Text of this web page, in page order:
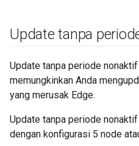
Update tanpa
Update tanpa periode
memungkinkan Anda
yang merusak Edge.
Update tanpa periode
dengan konfigurasi 5 node